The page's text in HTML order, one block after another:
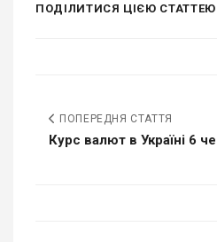
ПОДІЛИТИСЯ ЦІЄЮ
ПОПЕРЕДНЯ СТАТТЯ
Курс валют в Україні 6